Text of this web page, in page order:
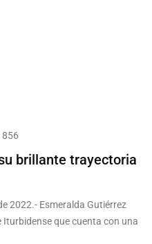
856
brillante trayectoria
2022.- Esmeralda Gutiérrez
que cuenta con una